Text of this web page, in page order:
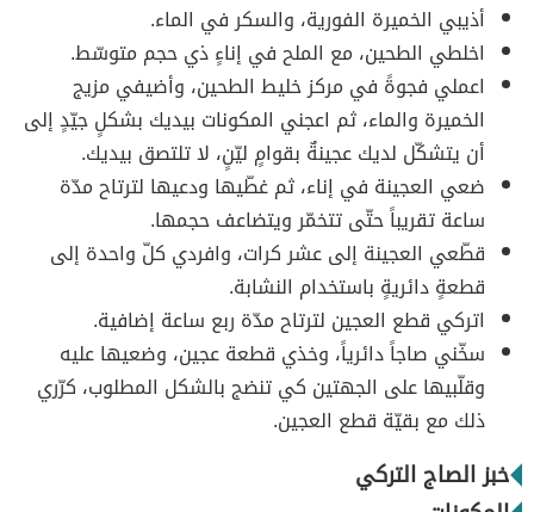
أذيبي الخميرة الفورية، والسكر في الماء.
اخلطي الطحين، مع الملح في إناءٍ ذي حجم متوسّط.
اعملي فجوةً في مركز خليط الطحين، وأضيفي مزيج
الخميرة والماء، ثم اعجني المكونات بيديك بشكلٍ جيّدٍ إلى
أن يتشكّل لديك عجينةٌ بقوامٍ ليّنٍ، لا تلتصق بيديك.
ضعي العجينة في إناء، ثم غطّيها ودعيها لترتاح مدّة
ساعة تقريباً حتّى تتخمّر ويتضاعف حجمها.
قطّعي العجينة إلى عشر كرات، وافردي كلّ واحدة إلى
قطعةٍ دائريةٍ باستخدام النشابة.
اتركي قطع العجين لترتاح مدّة ربع ساعة إضافية.
سخّني صاجاً دائرياً، وخذي قطعة عجين، وضعيها عليه
وقلّبيها على الجهتين كي تنضج بالشكل المطلوب، كرّري
ذلك مع بقيّة قطع العجين.
خبز الصاج التركي